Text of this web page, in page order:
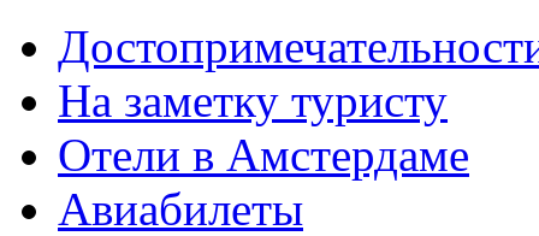
На заметку туристу
Отели в Амстердаме
Авиабилеты